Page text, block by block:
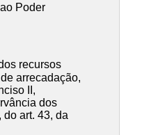
Poder
recursos
arrecadação,
II,
dos
do art. 43, da